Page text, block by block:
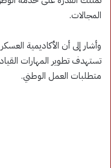
المجالات.
وأشار إلى أن الأكاديمية
تستهدف تطوير المهارات
متطلبات العمل الوطني.